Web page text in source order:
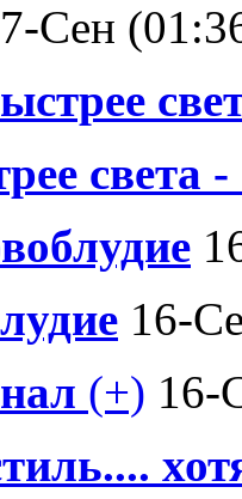
Сен
света
16-
(+) 16-